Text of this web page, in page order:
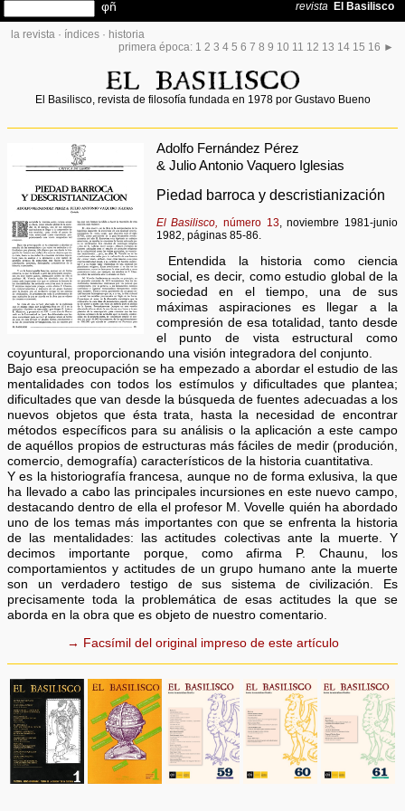
la revista · índices · historia
primera época: 1 2 3 4 5 6 7 8 9 10 11 12 13 14 15 16 ►
El Basilisco, revista de filosofía fundada en 1978 por Gustavo Bueno
Adolfo Fernández Pérez
& Julio Antonio Vaquero Iglesias
Piedad barroca y descristianización
El Basilisco, número 13, noviembre 1981-junio
1982, páginas 85-86.
Entendida la historia como ciencia
social, es decir, como estudio global de la
sociedad en el tiempo, una de sus
máximas aspiraciones es llegar a la
compresión de esa totalidad, tanto desde
el punto de vista estructural como
coyuntural, proporcionando una visión integradora del conjunto.
Bajo esa preocupación se ha empezado a abordar el estudio de las
mentalidades con todos los estímulos y dificultades que plantea;
dificultades que van desde la búsqueda de fuentes adecuadas a los
nuevos objetos que ésta trata, hasta la necesidad de encontrar
métodos específicos para su análisis o la aplicación a este campo
de aquéllos propios de estructuras más fáciles de medir (produción,
comercio, demografía) característicos de la historia cuantitativa.
Y es la historiografía francesa, aunque no de forma exlusiva, la que
ha llevado a cabo las principales incursiones en este nuevo campo,
destacando dentro de ella el profesor M. Vovelle quién ha abordado
uno de los temas más importantes con que se enfrenta la historia
de las mentalidades: las actitudes colectivas ante la muerte. Y
decimos importante porque, como afirma P. Chaunu, los
comportamientos y actitudes de un grupo humano ante la muerte
son un verdadero testigo de sus sistema de civilización. Es
precisamente toda la problemática de esas actitudes la que se
aborda en la obra que es objeto de nuestro comentario.
→ Facsímil del original impreso de este artículo